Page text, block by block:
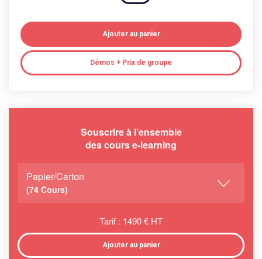
Ajouter au panier
Démos + Prix de groupe
Souscrire à l’ensemble
des cours e-learning
Papier/Carton
(74 Cours)
Tarif : 1490€ HT
Ajouter au panier